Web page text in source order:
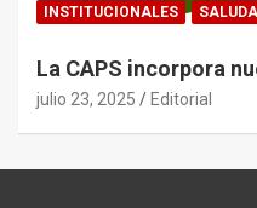
INSTITUCIONALES
La CAPS incorpora
julio 23, 2025 Editorial